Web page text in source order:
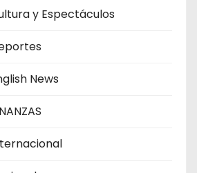
y Espectáculos
News